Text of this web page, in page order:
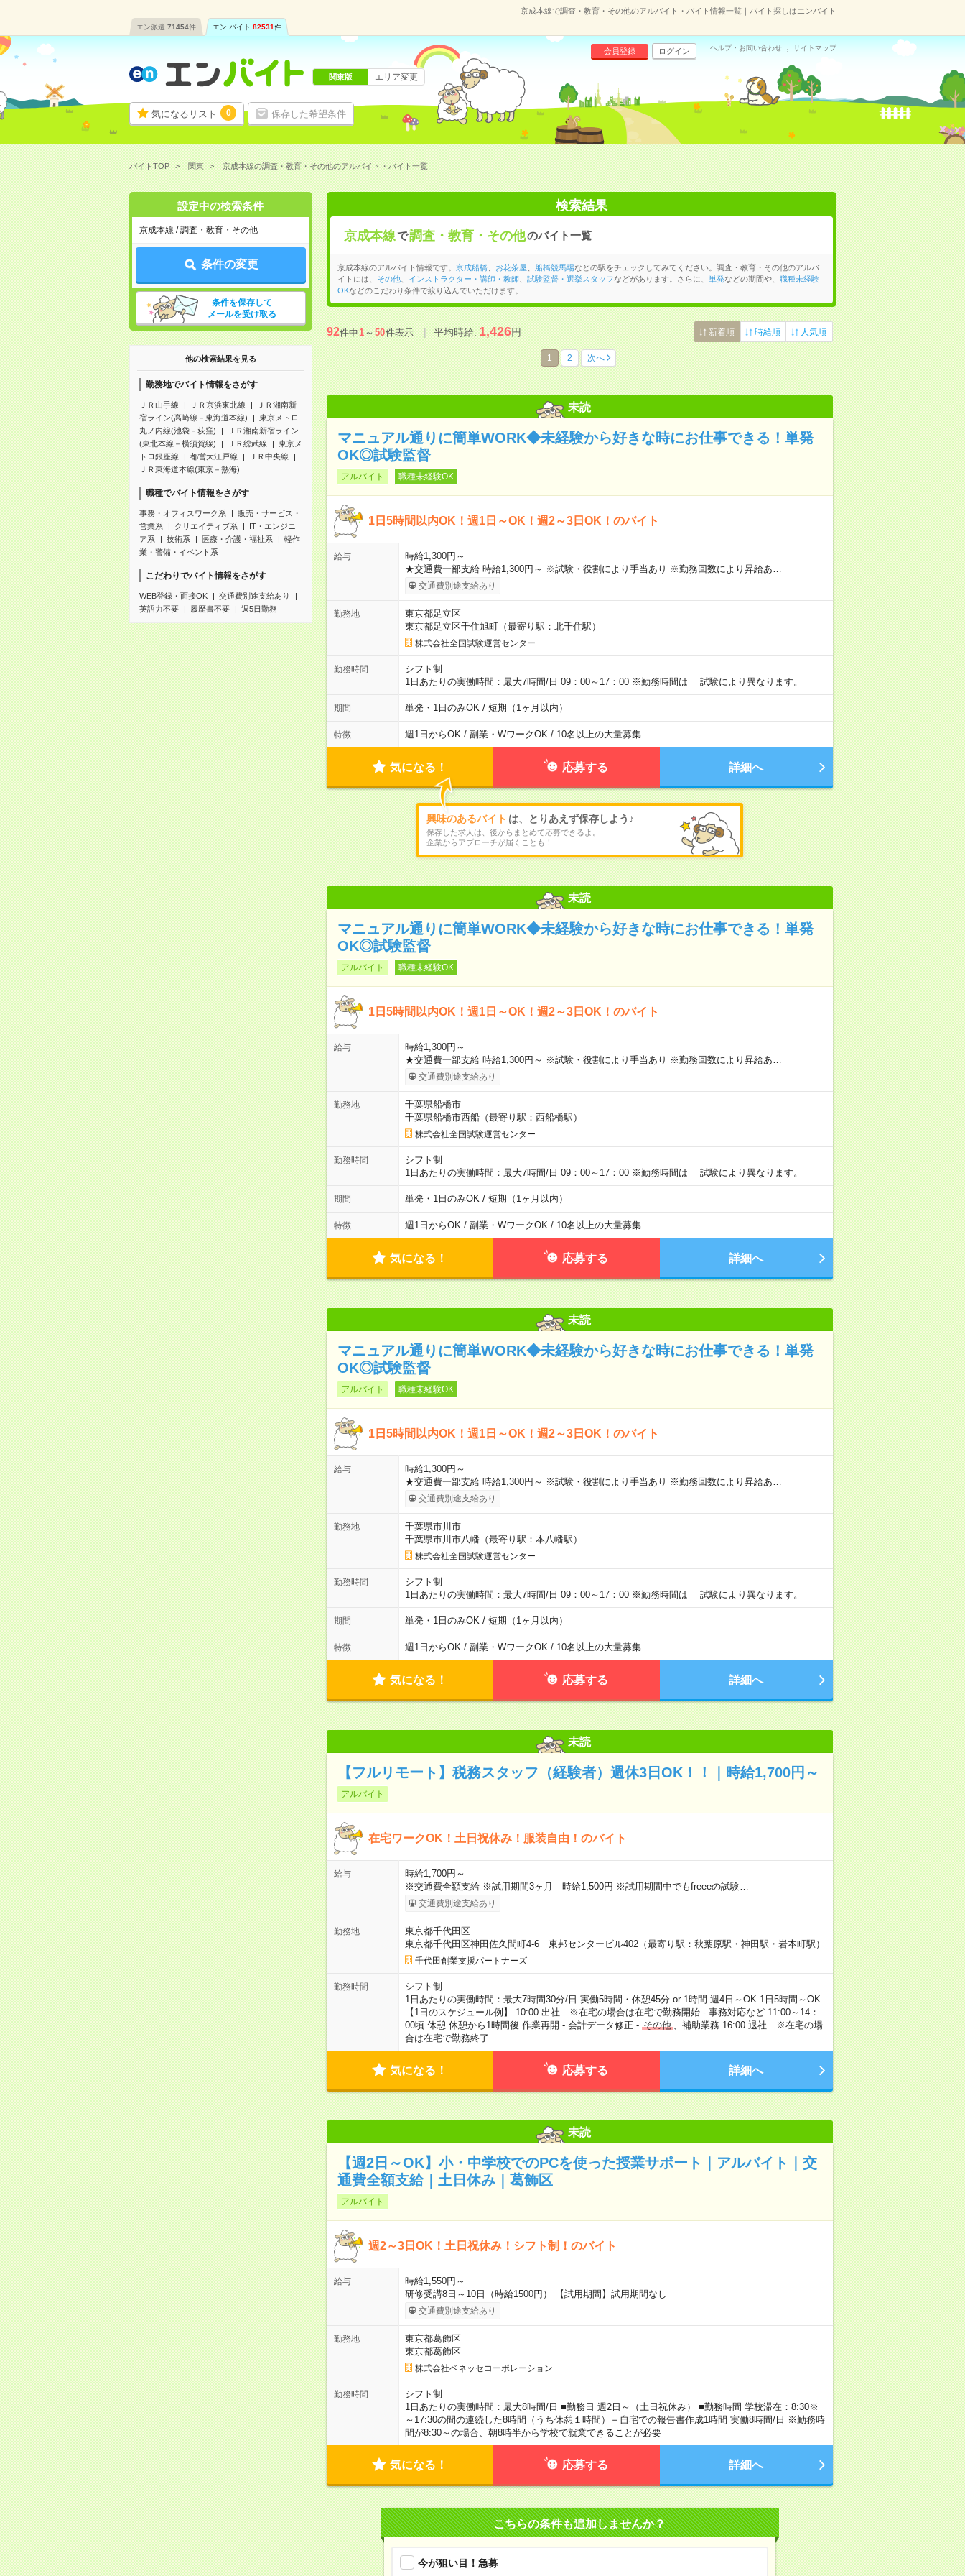
京成本線で調査・教育・その他のアルバイト・バイト情報一覧｜バイト探しはエンバイト
エン派遣 71454件 エン バイト 82531件
気になるリスト 0 保存した希望条件
会員登録 ログイン ヘルプ・お問い合わせ サイトマップ
関東版 エリア変更
バイトTOP 関東 京成本線の調査・教育・その他のアルバイト・バイト一覧
設定中の検索条件
京成本線 / 調査・教育・その他
条件の変更
条件を保存して
メールを受け取る
他の検索結果を見る
勤務地でバイト情報をさがす
ＪＲ山手線 ＪＲ京浜東北線
ＪＲ湘南新
宿ライン(高崎線－東海道本線)
東京メトロ
丸ノ内線(池袋－荻窪)
ＪＲ湘南新宿ライン
(東北本線－横須賀線)
ＪＲ総武線
東京メ
トロ銀座線
都営大江戸線
ＪＲ中央線
ＪＲ東海道本線(東京－熱海)
職種でバイト情報をさがす
事務・オフィスワーク系
販売・サービス・
営業系
クリエイティブ系
IT・エンジニ
ア系
技術系 医療・介護・福祉系
軽作
業・警備・イベント系
こだわりでバイト情報をさがす
WEB登録・面接OK
交通費別途支給あり
英語力不要
履歴書不要 週5日勤務
検索結果
京成本線で調査・教育・その他のバイト一覧
京成本線のアルバイト情報です。 京成船橋、 お花茶屋 船橋競馬場などの駅をチェックしてみてください。調査・教育・その他のアルバ
イトには、
その他、 インストラクター・講師・教師、 試験監督・選挙スタッフなどがあります。さらに、 単発などの期間や、 職種未経験
OKなどのこだわり条件で絞り込んでいただけます。
92件中1～50件表示 平均時給:1,426円 新着順 時給順 人気順
1 2 次へ
未読
マニュアル通りに簡単WORK◆未経験から好きな時にお仕事できる！単発
OK◎試験監督
アルバイト 職種未経験OK
1日5時間以内OK！週1日～OK！週2～3日OK！のバイト
給与
時給1,300円～
★交通費一部支給 時給1,300円～ ※試験・役割により手当あり ※勤務回数により昇給あ…
交通費別途支給あり
勤務地
東京都足立区
東京都足立区千住旭町（最寄り駅：北千住駅）
株式会社全国試験運営センター
勤務時間
シフト制
1日あたりの実働時間：最大7時間/日 09：00～17：00 ※勤務時間は 試験により異なります。
期間 単発・1日のみOK / 短期（1ヶ月以内）
特徴 週1日からOK / 副業・WワークOK / 10名以上の大量募集
気になる！ 応募する 詳細へ
興味のあるバイト は、とりあえず保存しよう♪
保存した求人は、後からまとめて応募できるよ。
企業からアプローチが届くことも！
未読
マニュアル通りに簡単WORK◆未経験から好きな時にお仕事できる！単発
OK◎試験監督
アルバイト 職種未経験OK
1日5時間以内OK！週1日～OK！週2～3日OK！のバイト
給与
時給1,300円～
★交通費一部支給 時給1,300円～ ※試験・役割により手当あり ※勤務回数により昇給あ…
交通費別途支給あり
勤務地
千葉県船橋市
千葉県船橋市西船（最寄り駅：西船橋駅）
株式会社全国試験運営センター
勤務時間
シフト制
1日あたりの実働時間：最大7時間/日 09：00～17：00 ※勤務時間は 試験により異なります。
期間 単発・1日のみOK / 短期（1ヶ月以内）
特徴 週1日からOK / 副業・WワークOK / 10名以上の大量募集
気になる！ 応募する 詳細へ
未読
マニュアル通りに簡単WORK◆未経験から好きな時にお仕事できる！単発
OK◎試験監督
アルバイト 職種未経験OK
1日5時間以内OK！週1日～OK！週2～3日OK！のバイト
給与
時給1,300円～
★交通費一部支給 時給1,300円～ ※試験・役割により手当あり ※勤務回数により昇給あ…
交通費別途支給あり
勤務地
千葉県市川市
千葉県市川市八幡（最寄り駅：本八幡駅）
株式会社全国試験運営センター
勤務時間
シフト制
1日あたりの実働時間：最大7時間/日 09：00～17：00 ※勤務時間は 試験により異なります。
期間 単発・1日のみOK / 短期（1ヶ月以内）
特徴 週1日からOK / 副業・WワークOK / 10名以上の大量募集
気になる！ 応募する 詳細へ
未読
【フルリモート】税務スタッフ（経験者）週休3日OK！！｜時給1,700円～
アルバイト
在宅ワークOK！土日祝休み！服装自由！のバイト
給与
時給1,700円～
※交通費全額支給 ※試用期間3ヶ月 時給1,500円 ※試用期間中でもfreeeの試験…
交通費別途支給あり
勤務地
東京都千代田区
東京都千代田区神田佐久間町4-6 東邦センタービル402（最寄り駅：秋葉原駅・神田駅・岩本町駅）
千代田創業支援パートナーズ
勤務時間
シフト制
1日あたりの実働時間：最大7時間30分/日 実働5時間・休憩45分 or 1時間 週4日～OK 1日5時間～OK
【1日のスケジュール例】 10:00 出社 ※在宅の場合は在宅で勤務開始 - 事務対応など 11:00～14：
00頃 休憩 休憩から1時間後 作業再開 - 会計データ修正 - その他、補助業務 16:00 退社 ※在宅の場
合は在宅で勤務終了
気になる！ 応募する 詳細へ
未読
【週2日～OK】小・中学校でのPCを使った授業サポート｜アルバイト｜交
通費全額支給｜土日休み｜葛飾区
アルバイト
週2～3日OK！土日祝休み！シフト制！のバイト
給与
時給1,550円～
研修受講8日～10日（時給1500円） 【試用期間】試用期間なし
交通費別途支給あり
勤務地
東京都葛飾区
東京都葛飾区
株式会社ベネッセコーポレーション
勤務時間
シフト制
1日あたりの実働時間：最大8時間/日 ■勤務日 週2日～（土日祝休み） ■勤務時間 学校滞在：8:30※
～17:30の間の連続した8時間（うち休憩１時間）＋自宅での報告書作成1時間 実働8時間/日 ※勤務時
間が8:30～の場合、朝8時半から学校で就業できることが必要
気になる！ 応募する 詳細へ
こちらの条件も追加しませんか？
今が狙い目！急募